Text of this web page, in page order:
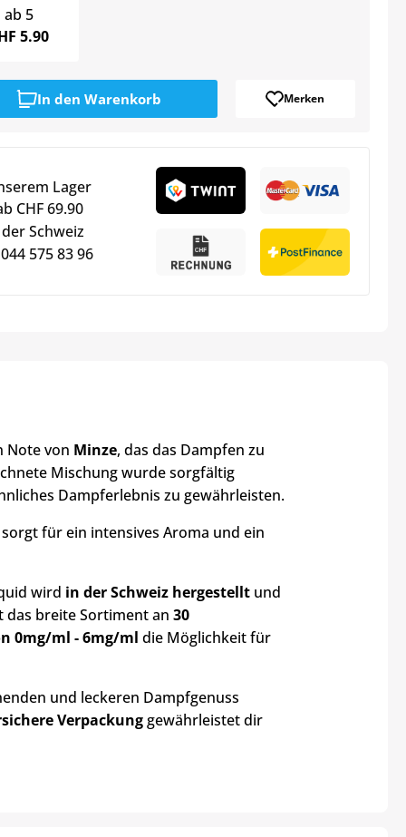
ab 5
5.90
In den Warenkorb Merken
Lager
CHF 69.90
Schweiz
575 83 96
Note von Minze, das das Dampfen zu
Mischung wurde sorgfältig
Dampferlebnis zu gewährleisten.
für ein intensives Aroma und ein
wird in der Schweiz hergestellt und
das breite Sortiment an 30
0mg/ml - 6mg/ml die Möglichkeit für
und leckeren Dampfgenuss
Verpackunggewährleistet dir